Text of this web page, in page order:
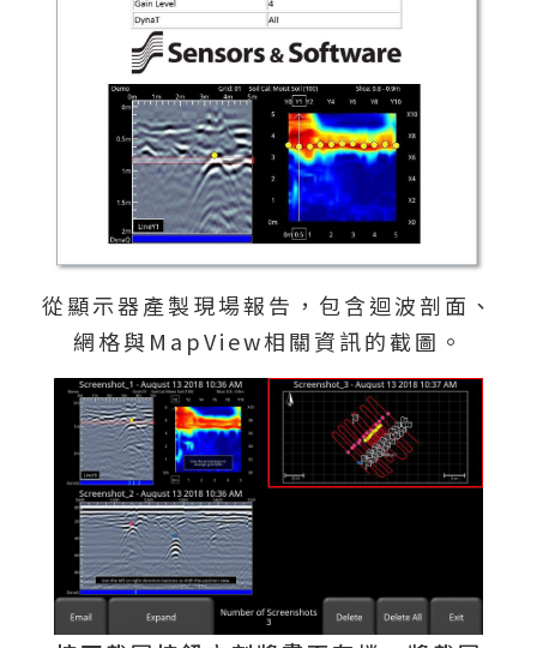
從顯示器產製現場報告，包含迴波剖面、
網格與MapView相關資訊的截圖。